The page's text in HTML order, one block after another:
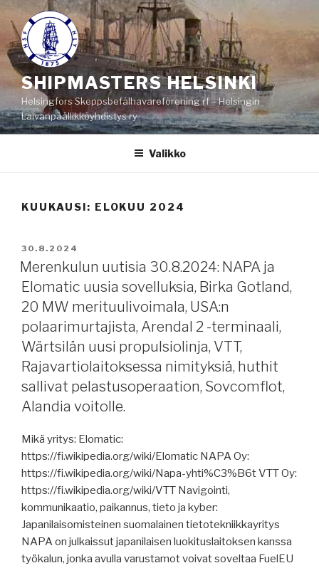
Siirry
sisältöön
SHIPMASTERS HELSINKI
Helsingfors Skeppsbefälhavareförening rf – Helsingin
Laivanpäällikköyhdistys ry
Valikko
KUUKAUSI: ELOKUU 2024
JULKAISTU
30.8.2024
Merenkulun uutisia 30.8.2024: NAPA ja
Elomatic uusia sovelluksia, Birka Gotland,
20 MW merituulivoimala, USA:n
polaarimurtajista, Arendal 2 -terminaali,
Wärtsilän uusi propulsiolinja, VTT,
Rajavartiolaitoksessa nimityksiä, huthit
sallivat pelastusoperaation, Sovcomflot,
Alandia voitolle.
Mikä yritys: Elomatic:
https://fi.wikipedia.org/wiki/Elomatic NAPA Oy:
https://fi.wikipedia.org/wiki/Napa-yhti%C3%B6t VTT Oy:
https://fi.wikipedia.org/wiki/VTT Navigointi,
kommunikaatio, paikannus, tieto ja kyber:
Japanilaisomisteinen suomalainen tietotekniikkayritys
NAPA on julkaissut japanilaisen luokituslaitoksen kanssa
työkalun, jonka avulla varustamot voivat soveltaa FuelEU